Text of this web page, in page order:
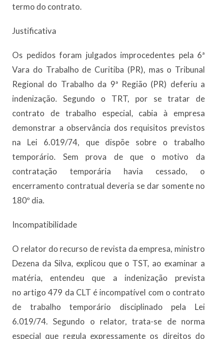
termo do contrato.
Justificativa
Os pedidos foram julgados improcedentes pela 6ª
Vara do Trabalho de Curitiba (PR), mas o Tribunal
Regional do Trabalho da 9ª Região (PR) deferiu a
indenização. Segundo o TRT, por se tratar de
contrato de trabalho especial, cabia à empresa
demonstrar a observância dos requisitos previstos
na Lei 6.019/74, que dispõe sobre o trabalho
temporário. Sem prova de que o motivo da
contratação temporária havia cessado, o
encerramento contratual deveria se dar somente no
180º dia.
Incompatibilidade
O relator do recurso de revista da empresa, ministro
Dezena da Silva, explicou que o TST, ao examinar a
matéria, entendeu que a indenização prevista
no artigo 479 da CLT é incompatível com o contrato
de trabalho temporário disciplinado pela Lei
6.019/74. Segundo o relator, trata-se de norma
especial que regula expressamente os direitos do